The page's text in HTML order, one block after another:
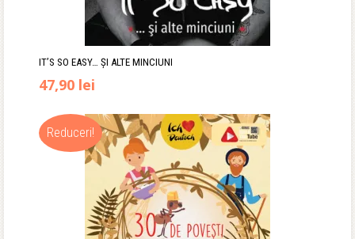
IT’S SO EASY… ȘI ALTE MINCIUNI
Prețul
inițial
a
59,90 lei.
47,90 lei
curent
este:
47,90 lei.
Reduceri!